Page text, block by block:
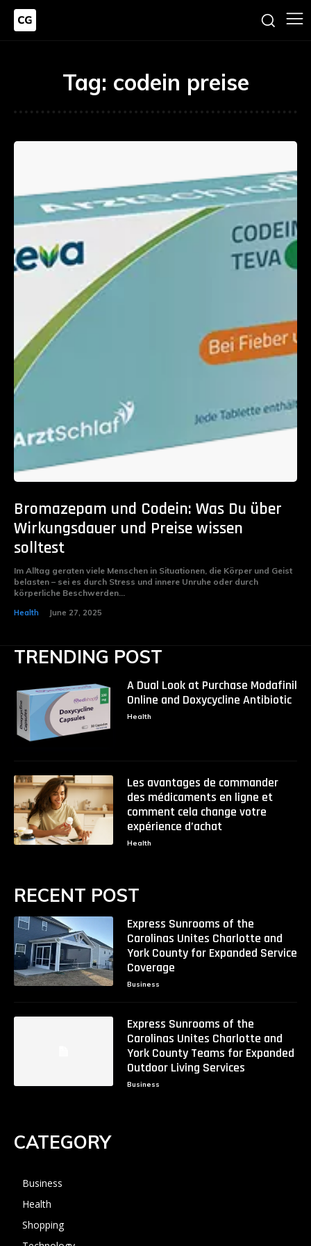
Tag: codein preise
Bromazepam und Codein: Was Du über
Wirkungsdauer und Preise wissen
solltest
Im Alltag geraten viele Menschen in Situationen, die Körper und Geist
belasten – sei es durch Stress und innere Unruhe oder durch
körperliche Beschwerden...
Health June 27, 2025
TRENDING POST
A Dual Look at Purchase Modafinil
Online and Doxycycline Antibiotic
Health
Les avantages de commander
des médicaments en ligne et
comment cela change votre
expérience d’achat
Health
RECENT POST
Express Sunrooms of the
Carolinas Unites Charlotte and
York County for Expanded Service
Coverage
Business
Express Sunrooms of the
Carolinas Unites Charlotte and
York County Teams for Expanded
Outdoor Living Services
Business
CATEGORY
Business
Health
Shopping